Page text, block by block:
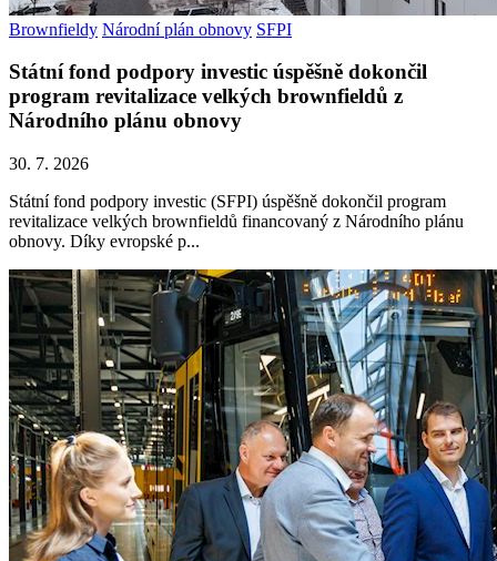
Brownfieldy Národní plán obnovy SFPI
Státní fond podpory investic úspěšně dokončil
program revitalizace velkých brownfieldů z
Národního plánu obnovy
30. 7. 2026
Státní fond podpory investic (SFPI) úspěšně dokončil program
revitalizace velkých brownfieldů financovaný z Národního plánu
obnovy. Díky evropské p...